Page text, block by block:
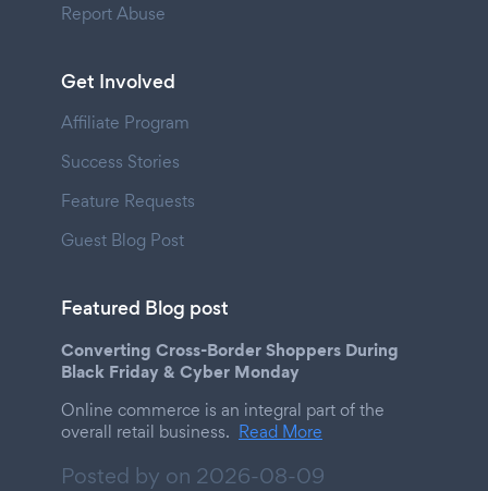
Report Abuse
Get Involved
Affiliate Program
Success Stories
Feature Requests
Guest Blog Post
Featured Blog post
Converting Cross-Border Shoppers During
Black Friday & Cyber Monday
Online commerce is an integral part of the
overall retail business. Read More
Posted by on 2026-08-09